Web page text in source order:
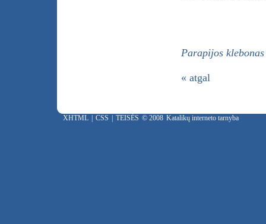
Parapijos
« atgal
XHTML CSS TEISĖS © 2008 Katalikų interneto tarnyba